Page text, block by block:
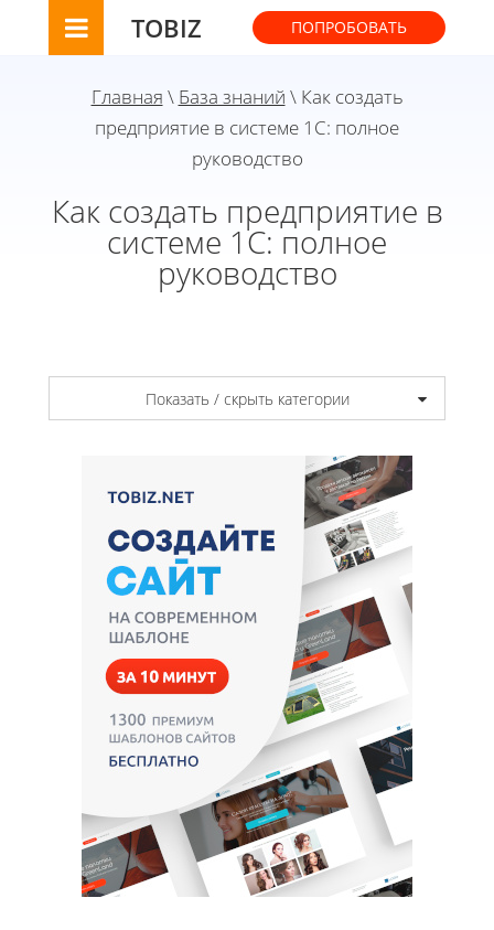
TOBIZ ПОПРОБОВАТЬ
Главная \ База знаний \ Как создать
предприятие в системе 1С: полное
руководство
Как создать предприятие в
системе 1С: полное
руководство
Показать / скрыть категории